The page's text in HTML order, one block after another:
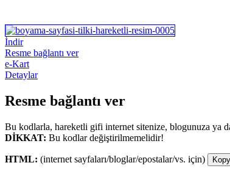
İndir
Resme bağlantı ver
e-Kart
Detaylar
Resme bağlantı ver
Bu kodlarla, hareketli gifi internet sitenize, blogunuza ya
DİKKAT: Bu kodlar değiştirilmemelidir!
HTML: (internet sayfaları/bloglar/epostalar/vs. için)